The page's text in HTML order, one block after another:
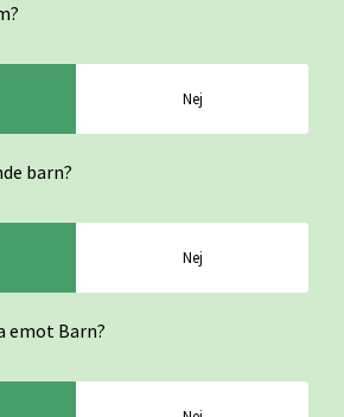
Nej
barn?
Nej
emot Barn?